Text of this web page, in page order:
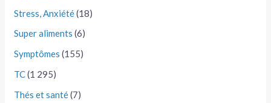
Stress, Anxiété(18)
Super aliments (6)
Symptômes (155)
TC(1 295)
Thés et santé(7)